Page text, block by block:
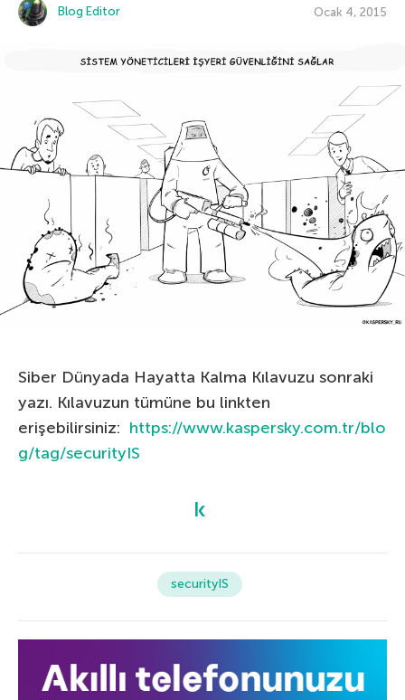
Blog Editor Ocak 4, 2015
Siber Dünyada Hayatta Kalma Kılavuzu sonraki
yazı. Kılavuzun tümüne bu linkten
erişebilirsiniz: https://www.kaspersky.com.tr/blo
g/tag/securityIS
securityIS